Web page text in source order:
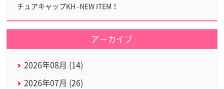
チュアキャップKH -NEW ITEM！
アーカイブ
2026年08月 (14)
2026年07月 (26)